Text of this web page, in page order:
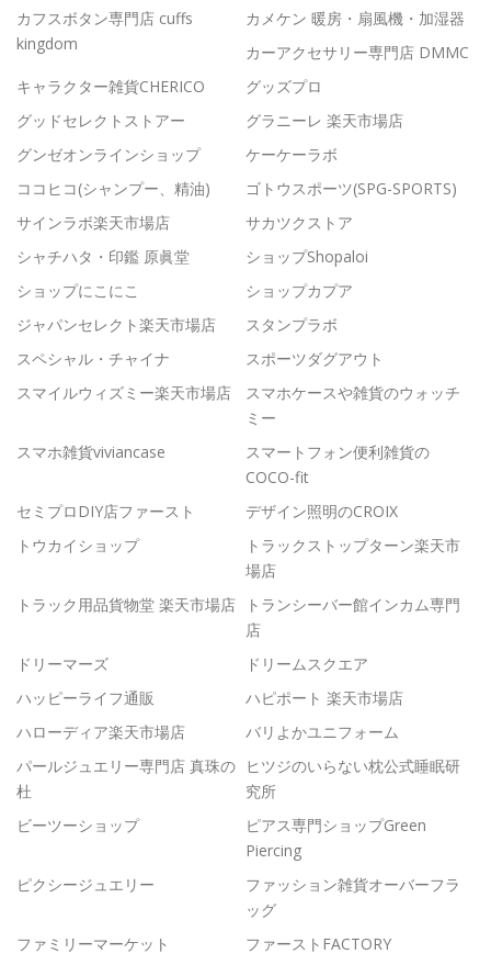
カフスボタン専門店 cuffs
kingdom
カメケン 暖房・扇風機・加湿器
カーアクセサリー専門店 DMMC
キャラクター雑貨CHERICO
グッズプロ
グッドセレクトストアー
グラニーレ 楽天市場店
グンゼオンラインショップ
ケーケーラボ
ココヒコ(シャンプー、精油)
ゴトウスポーツ(SPG-SPORTS)
サインラボ楽天市場店
サカツクストア
シャチハタ・印鑑 原眞堂
ショップShopaloi
ショップにこにこ
ショップカプア
ジャパンセレクト楽天市場店
スタンプラボ
スペシャル・チャイナ
スポーツダグアウト
スマイルウィズミー楽天市場店
スマホケースや雑貨のウォッチ
ミー
スマホ雑貨viviancase
スマートフォン便利雑貨の
COCO-fit
セミプロDIY店ファースト
デザイン照明のCROIX
トウカイショップ
トラックストップターン楽天市
場店
トラック用品貨物堂 楽天市場店
トランシーバー館インカム専門
店
ドリーマーズ
ドリームスクエア
ハッピーライフ通販
ハピポート 楽天市場店
ハローディア楽天市場店
バリよかユニフォーム
パールジュエリー専門店 真珠の
杜
ヒツジのいらない枕公式睡眠研
究所
ビーツーショップ
ピアス専門ショップGreen
Piercing
ピクシージュエリー
ファッション雑貨オーバーフラ
ッグ
ファミリーマーケット
ファーストFACTORY